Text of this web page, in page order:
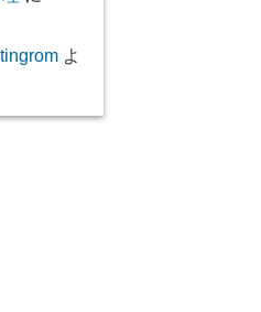
よ